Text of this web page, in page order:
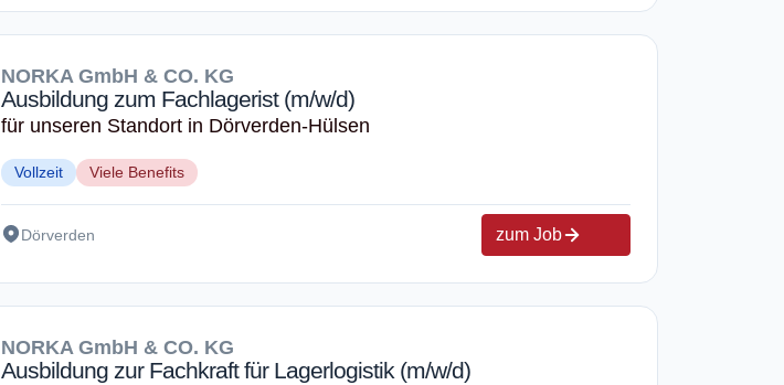
NORKA GmbH & CO. KG
Ausbildung zum Fachlagerist (m/w/d)
für unseren Standort in Dörverden-Hülsen
Vollzeit Viele Benefits
Dörverden zum Job
NORKA GmbH & CO. KG
Ausbildung zur Fachkraft für Lagerlogistik (m/w/d)